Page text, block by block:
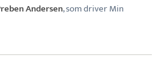
Andersen, som driver Min